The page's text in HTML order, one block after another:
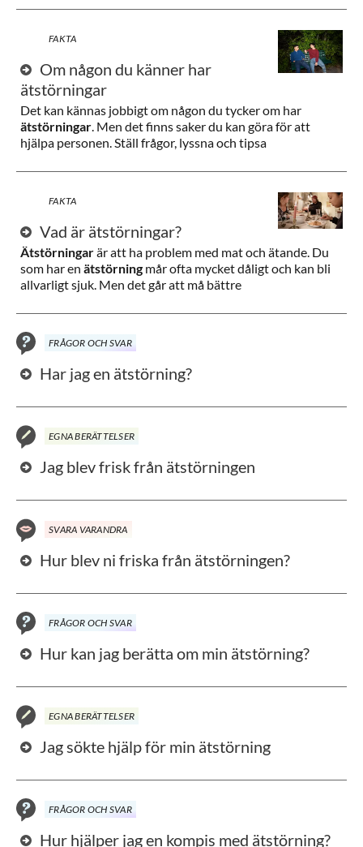
FAKTA
Om någon du känner har
ätstörningar
Det kan kännas jobbigt om någon du tycker om har
ätstörningar. Men det finns saker du kan göra för att
hjälpa personen. Ställ frågor, lyssna och tipsa
FAKTA
Vad är ätstörningar?
Ätstörningarär att ha problem med mat och ätande. Du
som har en ätstörning mår ofta mycket dåligt och kan bli
allvarligt sjuk. Men det går att må bättre
FRÅGOR OCH SVAR
Har jag en ätstörning?
EGNA BERÄTTELSER
Jag blev frisk från ätstörningen
SVARA VARANDRA
Hur blev ni friska från ätstörningen?
FRÅGOR OCH SVAR
Hur kan jag berätta om min ätstörning?
EGNA BERÄTTELSER
Jag sökte hjälp för min ätstörning
FRÅGOR OCH SVAR
Hur hjälper jag en kompis med ätstörning?